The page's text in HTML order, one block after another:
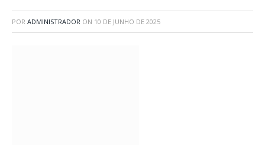
POR ADMINISTRADOR ON 10 DE JUNHO DE 2025